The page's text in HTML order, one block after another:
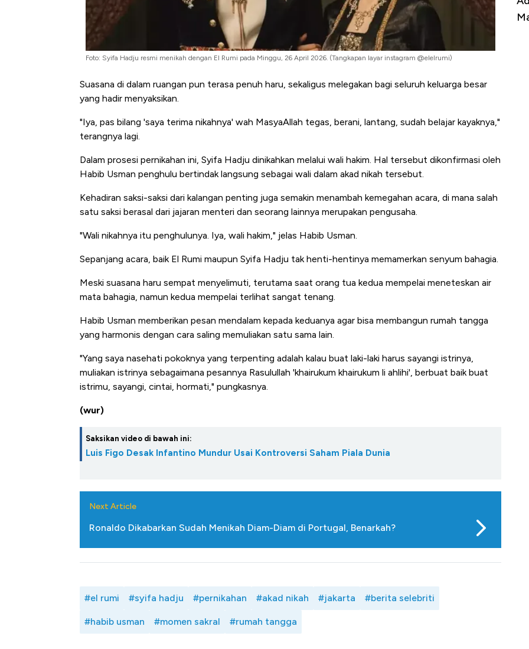
Foto: Syifa Hadju resmi menikah dengan El Rumi pada Minggu, 26 April 2026. (Tangkapan layar instagram @elelrumi)
Suasana di dalam ruangan pun terasa penuh haru, sekaligus melegakan bagi seluruh keluarga besar
yang hadir menyaksikan.
"Iya, pas bilang 'saya terima nikahnya' wah MasyaAllah tegas, berani, lantang, sudah belajar kayaknya,"
terangnya lagi.
Dalam prosesi pernikahan ini, Syifa Hadju dinikahkan melalui wali hakim. Hal tersebut dikonfirmasi oleh
Habib Usman penghulu bertindak langsung sebagai wali dalam akad nikah tersebut.
Kehadiran saksi-saksi dari kalangan penting juga semakin menambah kemegahan acara, di mana salah
satu saksi berasal dari jajaran menteri dan seorang lainnya merupakan pengusaha.
"Wali nikahnya itu penghulunya. Iya, wali hakim," jelas Habib Usman.
Sepanjang acara, baik El Rumi maupun Syifa Hadju tak henti-hentinya memamerkan senyum bahagia.
Meski suasana haru sempat menyelimuti, terutama saat orang tua kedua mempelai meneteskan air
mata bahagia, namun kedua mempelai terlihat sangat tenang.
Habib Usman memberikan pesan mendalam kepada keduanya agar bisa membangun rumah tangga
yang harmonis dengan cara saling memuliakan satu sama lain.
"Yang saya nasehati pokoknya yang terpenting adalah kalau buat laki-laki harus sayangi istrinya,
muliakan istrinya sebagaimana pesannya Rasulullah 'khairukum khairukum li ahlihi', berbuat baik buat
istrimu, sayangi, cintai, hormati," pungkasnya.
(wur)
Saksikan video di bawah ini:
Luis Figo Desak Infantino Mundur Usai Kontroversi Saham Piala Dunia
Next Article
Ronaldo Dikabarkan Sudah Menikah Diam-Diam di Portugal, Benarkah?
#el rumi #syifa hadju #pernikahan #akad nikah #jakarta #berita selebriti
#habib usman #momen sakral #rumah tangga
Tembaga Terbang ke Zona Berbahaya